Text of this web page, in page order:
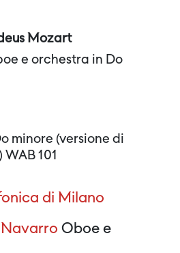
Mozart
e orchestra in Do
minore (versione di
101
di Milano
Navarro Oboe e